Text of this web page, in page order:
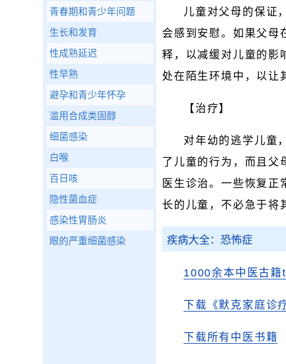
儿童对父母的保证
会感到安慰。如果父母
释，以减缓对儿童的影
处在陌生环境中，以让
【治疗】
对年幼的逃学儿童
了儿童的行为，而且
医生诊治。一些恢复正
长的儿童，不必急于将
疾病大全：恐怖症
1000余本中医古
下载《默克家庭诊
下载所有中医书籍
青春期和青少年问题
生长和发育
性成熟延迟
性早熟
避孕和青少年怀孕
滥用合成类固醇
细菌感染
白喉
百日咳
隐性菌血症
感染性胃肠炎
眼的严重细菌感染